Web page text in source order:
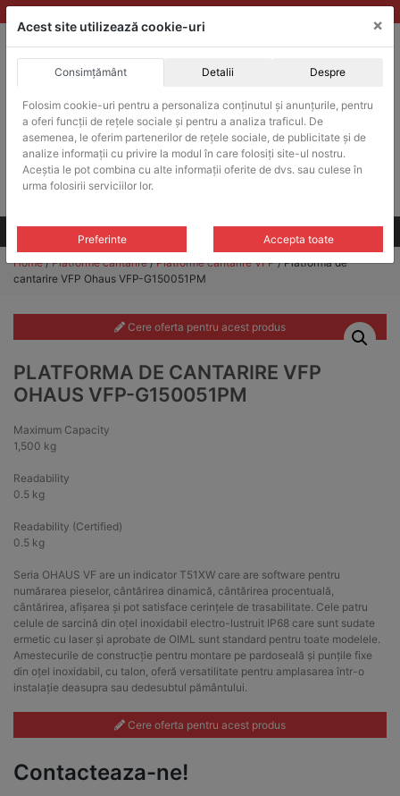
Skip
to
ACHIZITII PUBLICE
Produsele pot fi achizitionate si in sistemul SEAP / SICAP
Products
search
CAUTARE
Toate produsele
Home/Platforme cantarire/Platforme cantarire VFP/ Platforma de
cantarire VFP Ohaus VFP-G150051PM
Cere oferta pentru acest produs
PLATFORMA DE CANTARIRE VFP
OHAUS VFP-G150051PM
Maximum Capacity
1,500 kg
Readability
0.5 kg
Readability (Certified)
0.5 kg
Seria OHAUS VF are un indicator T51XW care are software pentru
numărarea pieselor, cântărirea dinamică, cântărirea procentuală,
cântărirea, afișarea și pot satisface cerințele de trasabilitate. Cele patru
celule de sarcină din oțel inoxidabil electro-lustruit IP68 care sunt sudate
ermetic cu laser și aprobate de OIML sunt standard pentru toate modelele.
Amestecurile de construcție pentru montare pe pardoseală și punțile fixe
din oțel inoxidabil, cu talon, oferă versatilitate pentru amplasarea într-o
instalație deasupra sau dedesubtul pământului.
Cere oferta pentru acest produs
Contacteaza-ne!
Acest site utilizează cookie-uri ×
Consimțământ Detalii Despre
Folosim cookie-uri pentru a personaliza conținutul și anunțurile, pentru
a oferi funcții de rețele sociale și pentru a analiza traficul. De
asemenea, le oferim partenerilor de rețele sociale, de publicitate și de
analize informații cu privire la modul în care folosiți site-ul nostru.
Aceștia le pot combina cu alte informații oferite de dvs. sau culese în
urma folosirii serviciilor lor.
Preferinte Accepta toate